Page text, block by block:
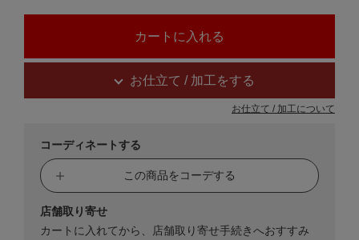
お仕立て / 加工をする
お仕立て / 加工について
コーディネートする
この商品をコーデする
店舗取り寄せ
カートに入れてから、店舗取り寄せ手続きへおすすみ